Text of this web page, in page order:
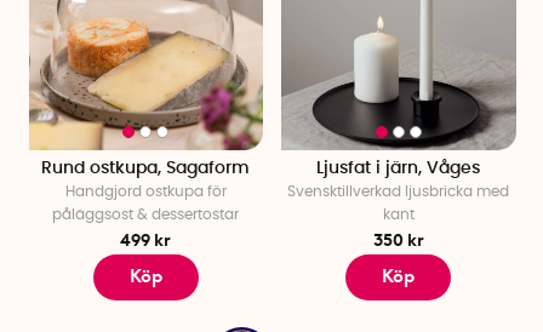
Rund ostkupa, Sagaform
Handgjord ostkupa för
påläggsost & dessertostar
499 kr
Köp
Ljusfat i järn, Våges
Svensktillverkad ljusbricka med
kant
350 kr
Köp